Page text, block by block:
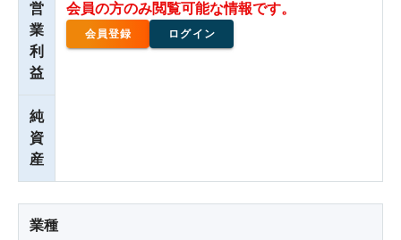
営
業
利
益
会員の方のみ閲覧可能な情報です。
会員登録 ログイン
純
資
産
業種